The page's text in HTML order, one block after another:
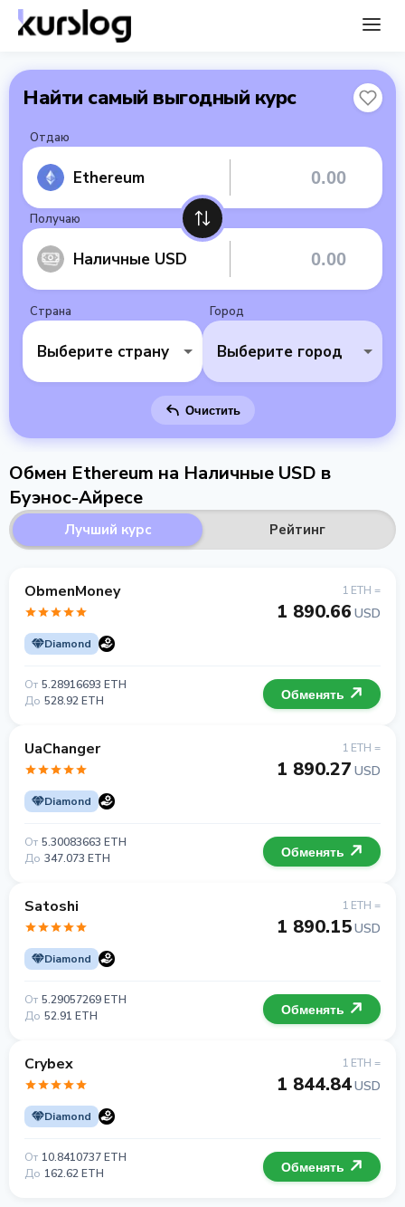
Найти самый выгодный курс
Отдаю
Ethereum
Получаю
Наличные USD
Страна
Выберите страну
Город
Выберите город
Очистить
Обмен Ethereum на Наличные USD в
Буэнос-Айресе
Лучший курс Рейтинг
ObmenMoney
Diamond
1 ETH =
1 890.66 USD
От 5.28916693 ETH
До 528.92 ETH Обменять
UaChanger
Diamond
1 ETH =
1 890.27 USD
От 5.30083663 ETH
До 347.073 ETH Обменять
Satoshi
Diamond
1 ETH =
1 890.15USD
От 5.29057269 ETH
До 52.91 ETH Обменять
Crybex
Diamond
1 ETH =
1 844.84USD
От 10.8410737 ETH
До 162.62 ETH Обменять